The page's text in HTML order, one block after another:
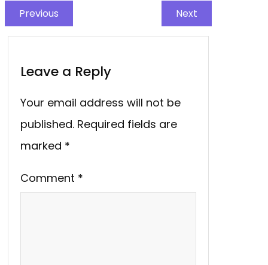
Previous Next
Leave a Reply
Your email address will not be
published. Required fields are
marked *
Comment *